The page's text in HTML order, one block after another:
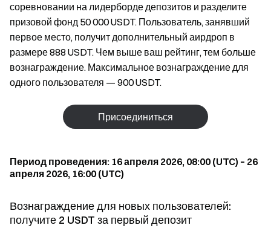
соревновании на лидерборде депозитов и разделите
призовой фонд 50 000 USDT. Пользователь, занявший
первое место, получит дополнительный аирдроп в
размере 888 USDT. Чем выше ваш рейтинг, тем больше
вознаграждение. Максимальное вознаграждение для
одного пользователя — 900 USDT.
Присоединиться
Период проведения: 16 апреля 2026, 08:00 (UTC) – 26
апреля 2026, 16:00 (UTC)
Вознаграждение для новых пользователей:
получите 2 USDT за первый депозит